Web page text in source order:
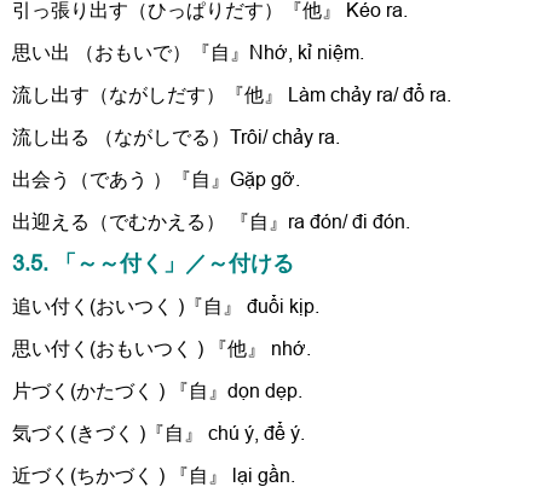
引っ張り出す（ひっぱりだす）『他』 Kéo ra.
思い出 （おもいで）『自』Nhớ, kỉ niệm.
流し出す（ながしだす）『他』 Làm chảy ra/ đổ ra.
流し出る （ながしでる）Trôi/ chảy ra.
出会う（であう ）『自』Gặp gỡ.
出迎える（でむかえる） 『自』ra đón/ đi đón.
3.5. 「～～付く」／～付ける
追い付く(おいつく )『自』 đuổi kịp.
思い付く(おもいつく ) 『他』 nhớ.
片づく(かたづく ) 『自』dọn dẹp.
気づく(きづく )『自』 chú ý, để ý.
近づく(ちかづく ) 『自』 lại gần.